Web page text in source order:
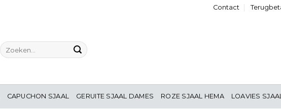
Contact
Zoeken
naar:
CAPUCHON SJAAL GERUITE SJAAL DAMES ROZE SJAAL HEMA LOAVIES